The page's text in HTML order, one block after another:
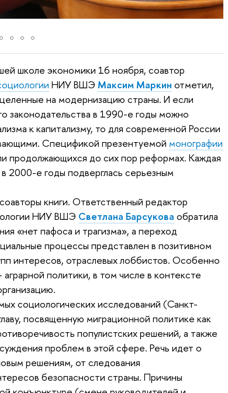
школе экономики 16 ноября, соавтор
НИУ ВШЭ Максим Маркин отметил,
на модернизацию страны. И если
законодательства в 1990-е годы можно
к капитализму, то для современной России
Спецификой презентуемой монографии
продолжающихся до сих пор реформах. Каждая
2000-е годы подверглась серьезным
книги. Ответственный редактор
НИУ ВШЭ Светлана Барсукова обратила
«нет пафоса и трагизма», а переход
процессы представлен в позитивном
интересов, отраслевых лоббистов. Особенно
политики, в том числе в контексте
социологических исследований (Санкт-
посвященную миграционной политике как
популистских решений, а также
проблем в этой сфере. Речь идет о
решениям, от следования
безопасности страны. Причины